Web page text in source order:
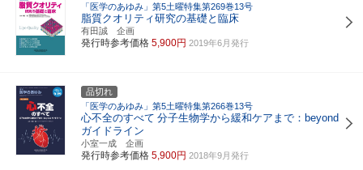
「医学のあゆみ」第5土曜特集第269巻13号
脂質クオリティ研究の基礎と臨床
有田誠 企画
発行時参考価格 5,900円 2019年6月発行
品切れ
「医学のあゆみ」第5土曜特集第266巻13号
心不全のすべて 分子生物学から緩和ケアまで：beyond
ガイドライン
小室一成 企画
発行時参考価格 5,900円 2018年9月発行